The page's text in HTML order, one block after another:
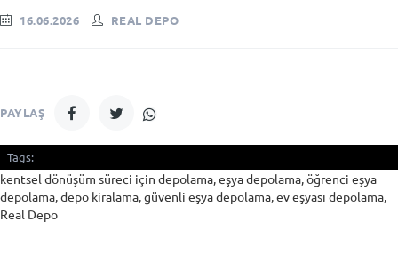
16.06.2026 REAL DEPO
PAYLAŞ
Tags:
kentsel dönüşüm süreci için depolama, eşya depolama, öğrenci eşya
depolama, depo kiralama, güvenli eşya depolama, ev eşyası depolama,
Real Depo